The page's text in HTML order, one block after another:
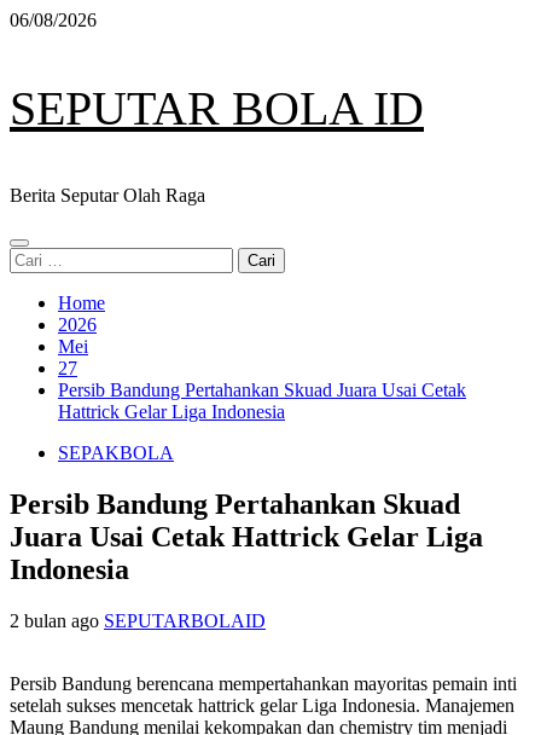
Skip
06/08/2026
SEPUTAR BOLA ID
Berita Seputar Olah Raga
Primary
Menu
Cari
untuk:
Home
2026
Mei
27
Persib Bandung Pertahankan Skuad Juara Usai Cetak
Hattrick Gelar Liga Indonesia
SEPAKBOLA
Persib Bandung Pertahankan Skuad
Juara Usai Cetak Hattrick Gelar Liga
Indonesia
2 bulan ago SEPUTARBOLAID
Persib Bandung berencana mempertahankan mayoritas pemain inti
setelah sukses mencetak hattrick gelar Liga Indonesia. Manajemen
Maung Bandung menilai kekompakan dan chemistry tim menjadi